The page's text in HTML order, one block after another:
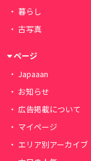
暮らし
古写真
ページ
Japaaan
お知らせ
広告掲載について
マイページ
エリア別アーカイブ